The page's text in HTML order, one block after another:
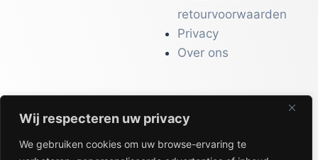
Wij respecteren uw privacy
We gebruiken cookies om uw browse-ervaring te
retourvoorwaarden
Privacy
Over ons
CATALOGI
Workwear &